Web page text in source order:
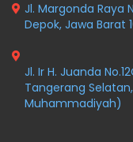
Jl. Margonda Raya
Depok, Jawa Barat
Jl. Ir H. Juanda
Tangerang
Muhammadiyah)